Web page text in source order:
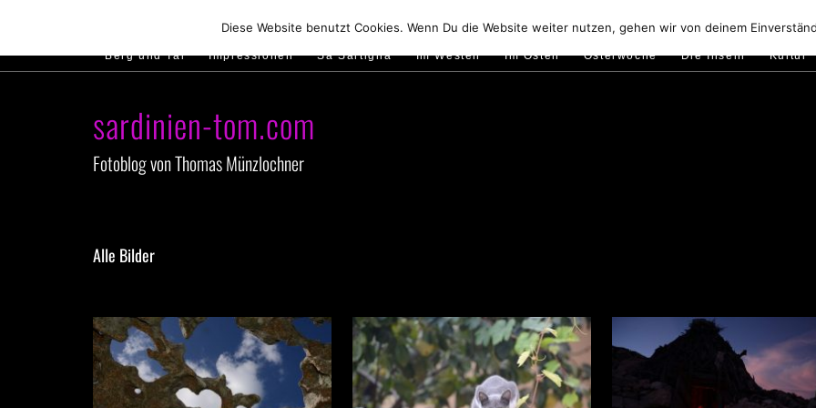
Traumstrände Feste feiern Golfo di Orosei Im Norden Im Süden Gallura Murales
Berg und Tal Impressionen Sa Sartiglia Im Westen Im Osten Osterwoche Die Inseln Kultur
sardinien-tom.com
Fotoblog von Thomas Münzlochner
Alle Bilder
Diese Website benutzt Cookies. Wenn Du die Website weiter nutzen, gehen wir von deinem